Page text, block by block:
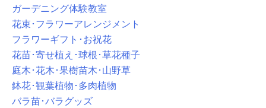
ガーデニング体験教室
花束･フラワーアレンジメント
フラワーギフト･お祝花
花苗･寄せ植え･球根･草花種子
庭木･花木･果樹苗木･山野草
鉢花･観葉植物･多肉植物
バラ苗･バラグッズ